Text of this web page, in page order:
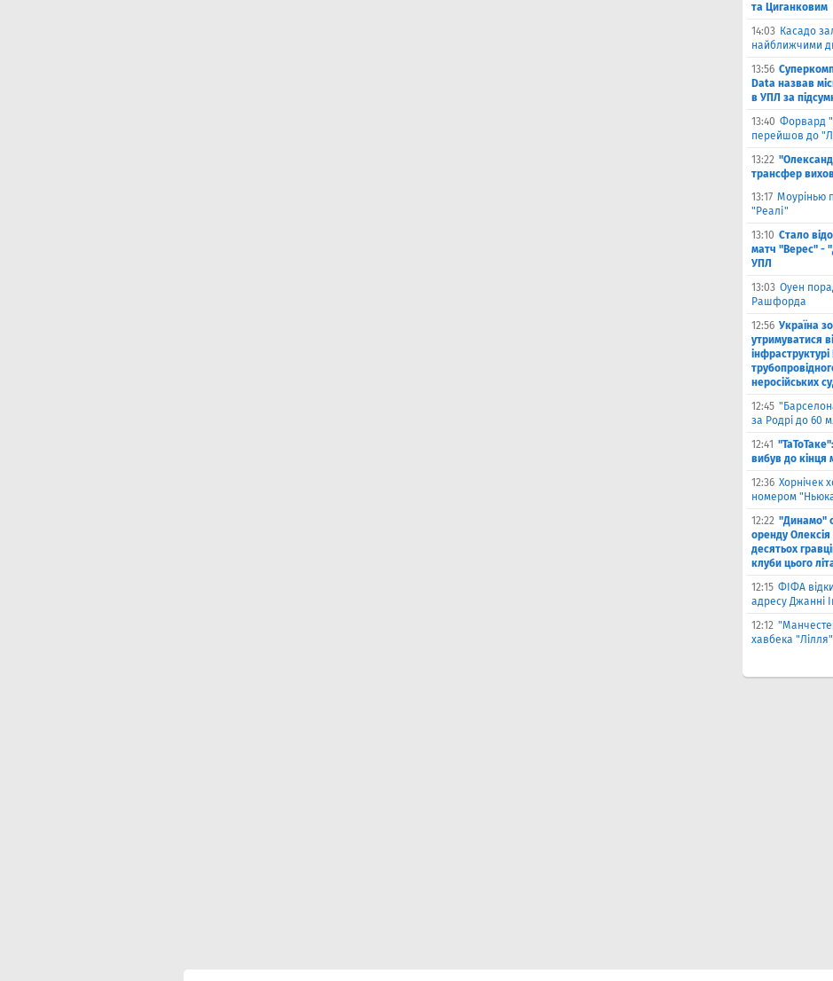
та Циганковим
14:03 Касадо
найближчими
13:56
Data назвав
в УПЛ за
13:40 Форвард
перейшов до
13:22
трансфер
13:17 Моурінью
"Реалі"
13:10 Стало
матч "Верес" -
УПЛ
13:03 Оуен
Рашфорда
12:56 Україна
утримуватися
інфраструктурі
неросійських
12:45
за Родрі до 60
12:41
вибув до кінця
12:36 Хорнічек
номером
12:22 "Динамо"
оренду
десятьох
клуби цього
12:15 ФІФА
адресу Джанні
12:12
хавбека